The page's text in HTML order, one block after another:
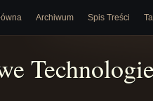
Archiwum Spis Treści